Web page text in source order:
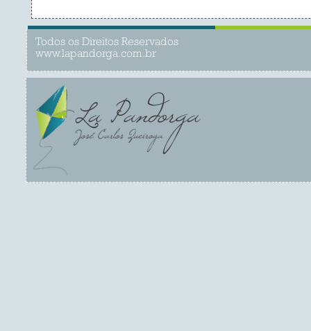
Todos os Direitos Reservados
www.lapandorga.com.br